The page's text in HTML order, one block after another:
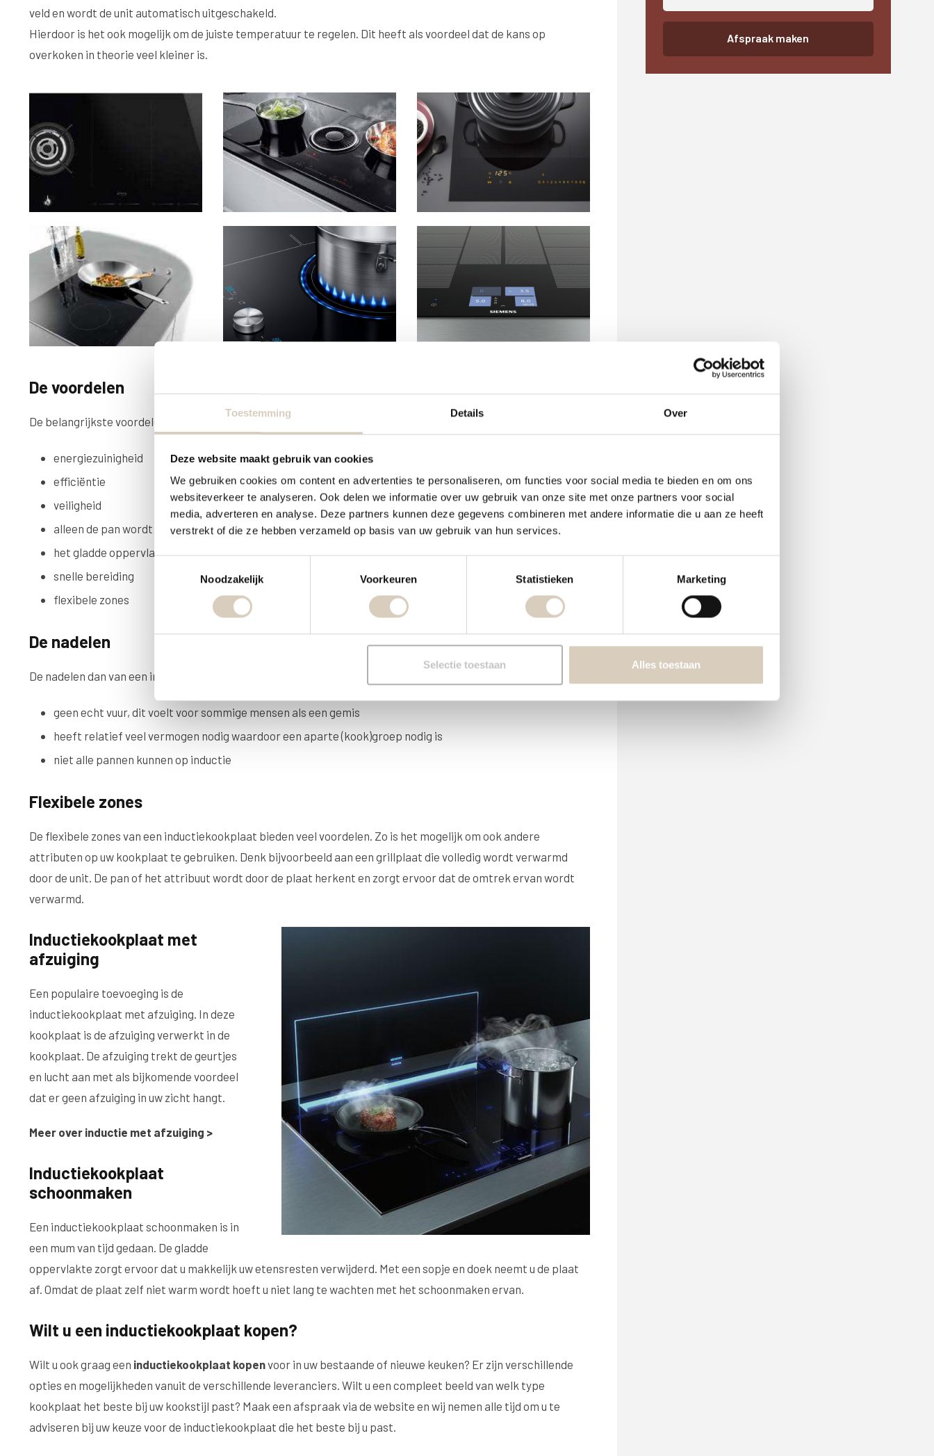
Toestemming Details Over
Deze website maakt gebruik van cookies
We gebruiken cookies om content en advertenties te personaliseren, om functies voor social media te bieden en om ons
websiteverkeer te analyseren. Ook delen we informatie over uw gebruik van onze site met onze partners voor social
media, adverteren en analyse. Deze partners kunnen deze gegevens combineren met andere informatie die u aan ze heeft
verstrekt of die ze hebben verzameld op basis van uw gebruik van hun services.
m
i
n
s
i
e
Noodzakelijk Voorkeuren Statistieken Marketing
Selectie toestaan Alles toestaan
veld en wordt de unit automatisch uitgeschakeld.
Hierdoor is het ook mogelijk om de juiste temperatuur te regelen. Dit heeft als voordeel dat de kans op
overkoken in theorie veel kleiner is.
De voordelen
De belangrijkste voordelen van een inductiekookplaat zijn:
energiezuinigheid
efficiëntie
veiligheid
alleen de pan wordt verhit, de kookunit zelf niet
het gladde oppervlak voor het reinigen
snelle bereiding
flexibele zones
De nadelen
De nadelen dan van een inductiekookplaat zijn:
geen echt vuur, dit voelt voor sommige mensen als een gemis
heeft relatief veel vermogen nodig waardoor een aparte (kook)groep nodig is
niet alle pannen kunnen op inductie
Flexibele zones
De flexibele zones van een inductiekookplaat bieden veel voordelen. Zo is het mogelijk om ook andere
attributen op uw kookplaat te gebruiken. Denk bijvoorbeeld aan een grillplaat die volledig wordt verwarmd
door de unit. De pan of het attribuut wordt door de plaat herkent en zorgt ervoor dat de omtrek ervan wordt
verwarmd.
Inductiekookplaat met
afzuiging
Een populaire toevoeging is de
inductiekookplaat met afzuiging. In deze
kookplaat is de afzuiging verwerkt in de
kookplaat. De afzuiging trekt de geurtjes
en lucht aan met als bijkomende voordeel
dat er geen afzuiging in uw zicht hangt.
Meer over inductie met afzuiging >
Inductiekookplaat
schoonmaken
Een inductiekookplaat schoonmaken is in
een mum van tijd gedaan. De gladde
oppervlakte zorgt ervoor dat u makkelijk uw etensresten verwijderd. Met een sopje en doek neemt u de plaat
af. Omdat de plaat zelf niet warm wordt hoeft u niet lang te wachten met het schoonmaken ervan.
Wilt u een inductiekookplaat kopen?
Wilt u ook graag een inductiekookplaat kopenvoor in uw bestaande of nieuwe keuken? Er zijn verschillende
opties en mogelijkheden vanuit de verschillende leveranciers. Wilt u een compleet beeld van welk type
kookplaat het beste bij uw kookstijl past? Maak een afspraak via de website en wij nemen alle tijd om u te
adviseren bij uw keuze voor de inductiekookplaat die het beste bij u past.
Afspraak maken